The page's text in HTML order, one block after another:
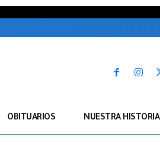
OBITUARIOS NUESTRA HISTORIA